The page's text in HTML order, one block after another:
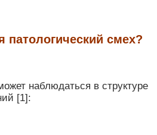
смех?
наблюдаться в структуре
[1]: